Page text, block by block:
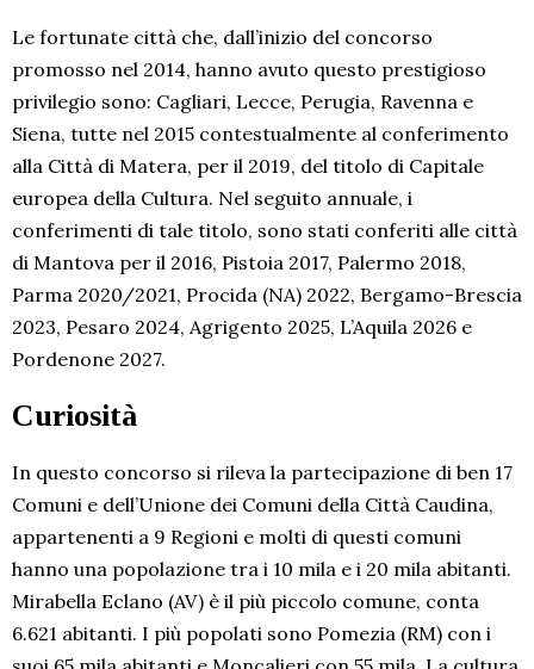
Le fortunate città che, dall’inizio del concorso
promosso nel 2014, hanno avuto questo prestigioso
privilegio sono: Cagliari, Lecce, Perugia, Ravenna e
Siena, tutte nel 2015 contestualmente al conferimento
alla Città di Matera, per il 2019, del titolo di Capitale
europea della Cultura. Nel seguito annuale, i
conferimenti di tale titolo, sono stati conferiti alle città
di Mantova per il 2016, Pistoia 2017, Palermo 2018,
Parma 2020/2021, Procida (NA) 2022, Bergamo-Brescia
2023, Pesaro 2024, Agrigento 2025, L’Aquila 2026 e
Pordenone 2027.
Curiosità
In questo concorso si rileva la partecipazione di ben 17
Comuni e dell’Unione dei Comuni della Città Caudina,
appartenenti a 9 Regioni e molti di questi comuni
hanno una popolazione tra i 10 mila e i 20 mila abitanti.
Mirabella Eclano (AV) è il più piccolo comune, conta
6.621 abitanti. I più popolati sono Pomezia (RM) con i